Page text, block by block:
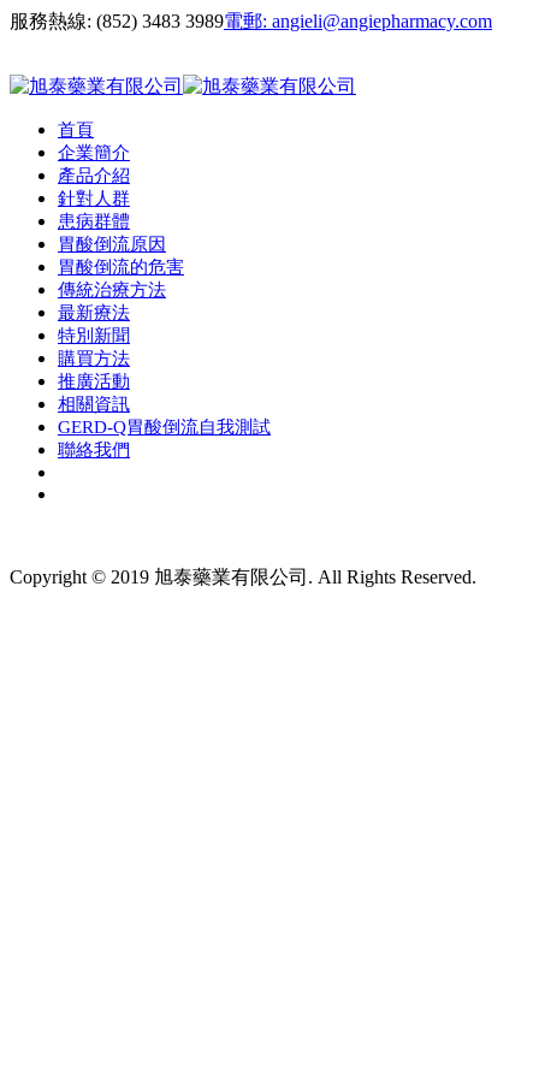
服務熱線: (852) 3483 3989電郵: angieli@angiepharmacy.com
首頁
企業簡介
產品介紹
針對人群
患病群體
胃酸倒流原因
胃酸倒流的危害
傳統治療方法
最新療法
特別新聞
購買方法
推廣活動
相關資訊
GERD-Q胃酸倒流自我測試
聯絡我們
Copyright © 2019 旭泰藥業有限公司. All Rights Reserved.